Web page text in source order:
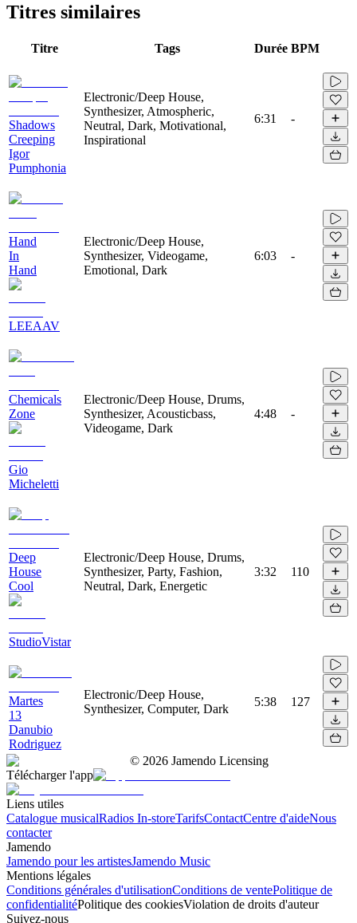
Titres similaires
Titre Tags Durée BPM
Shadows
Creeping
Igor
Pumphonia
Electronic/Deep House,
Synthesizer, Atmospheric,
Neutral, Dark, Motivational,
Inspirational
6:31 -
Hand
In
Hand
LEEAAV
Electronic/Deep House,
Synthesizer, Videogame,
Emotional, Dark
6:03 -
Chemicals
Zone
Gio
Micheletti
Electronic/Deep House, Drums,
Synthesizer, Acousticbass,
Videogame, Dark
4:48 -
Deep
House
Cool
StudioVistar
Electronic/Deep House, Drums,
Synthesizer, Party, Fashion,
Neutral, Dark, Energetic
3:32 110
Martes
13
Danubio
Rodriguez
Electronic/Deep House,
Synthesizer, Computer, Dark
5:38 127
© 2026 Jamendo Licensing
Télécharger l'app
Liens utiles
Catalogue musicalRadios In-storeTarifsContactCentre d'aideNous
contacter
Jamendo
Jamendo pour les artistesJamendo Music
Mentions légales
Conditions générales d'utilisationConditions de ventePolitique de
confidentialitéPolitique des cookiesViolation de droits d'auteur
Suivez-nous